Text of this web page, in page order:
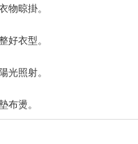
晾掛。
衣型。
照射。
燙。